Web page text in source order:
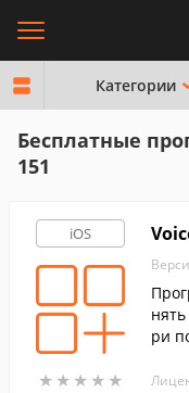
Категории
Бесплатные
151
iOS
★ ★ ★ ★ ★
★ ★ ★ ★ ★
ри